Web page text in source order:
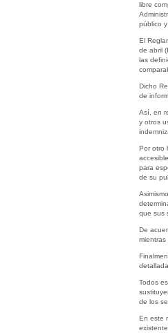
libre
público
El
de abril
las
Dicho
de
Así, en
y otros
Por otro
para
de su
que sus
De
Todos
de los
En este